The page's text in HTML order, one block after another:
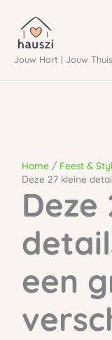
naar
deJouw Hart | Jouw
Home Feest &
Deze 27 kleine
Deze
een